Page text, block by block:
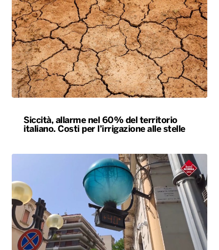
Siccità, allarme nel 60% del territorio
italiano. Costi per l’irrigazione alle stelle